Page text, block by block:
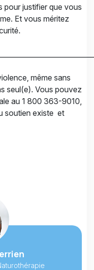
pour justifier que vous
Et vous méritez
même sans
seul(e). Vous pouvez
au 1 800 363-9010,
soutien existe et